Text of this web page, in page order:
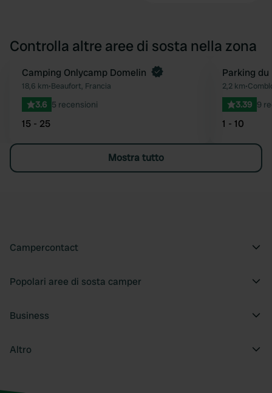
Controlla altre aree di sosta nella zona
Preferito
Prenota ora
Camping Onlycamp Domelin
18,6 km•Beaufort, Francia
3.6 5 recensioni
15 - 25
Parking
2,2 km•
3.39 9
1 - 10
Mostra tutto
Campercontact
Popolari aree di sosta camper
Business
Altro